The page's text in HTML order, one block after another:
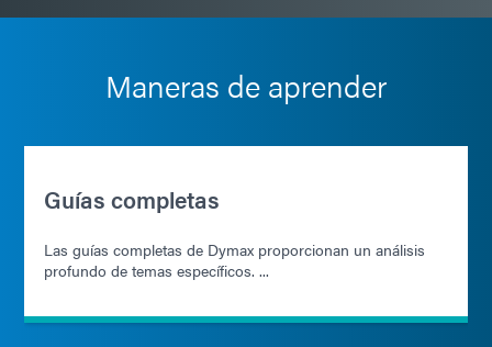
Maneras de aprender
Guías completas
Las guías completas de Dymax proporcionan un análisis
profundo de temas específicos. ...